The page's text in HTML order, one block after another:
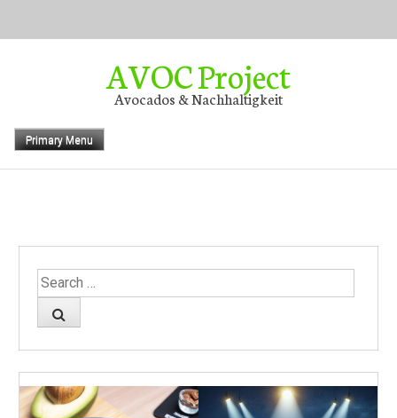
AVOC Project
Avocados & Nachhaltigkeit
Primary Menu
Search
for: